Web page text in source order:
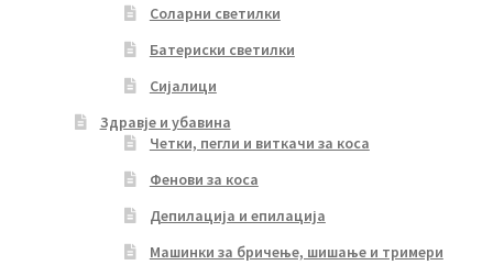
Соларни светилки
Батериски светилки
Сијалици
Здравје и убавина
Четки, пегли и виткачи за коса
Фенови за коса
Депилација и епилација
Машинки за бричење, шишање и тримери